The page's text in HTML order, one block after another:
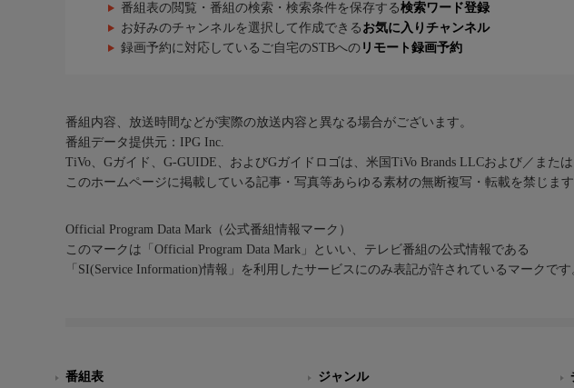
番組表の閲覧・番組の検索・検索条件を保存する検索ワード登録
お好みのチャンネルを選択して作成できる お気に入りチャンネル
録画予約に対応しているご自宅のSTBへの リモート録画予約
番組内容、放送時間などが実際の放送内容と異なる場合がございます。
番組データ提供元：IPG Inc.
TiVo、Gガイド、G-GUIDE、およびGガイドロゴは、米国TiVo Brands LLCおよび／また
このホームページに掲載している記事・写真等あらゆる素材の無断複写・転載を禁じます
Official Program Data Mark（公式番組情報マーク）
このマークは「Official Program Data Mark」といい、テレビ番組の公式情報である
「SI(Service Information)情報」を利用したサービスにのみ表記が許されているマークです
番組表
ジャンル